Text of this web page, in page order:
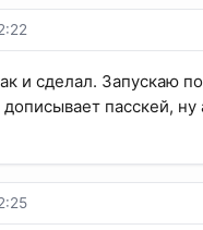
и сделал. Запускаю
пасскей,